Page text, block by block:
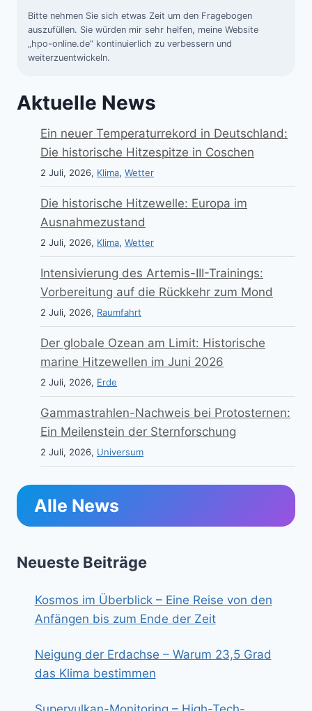
Bitte nehmen Sie sich etwas Zeit um den Fragebogen
auszufüllen. Sie würden mir sehr helfen, meine Website
„hpo-online.de“ kontinuierlich zu verbessern und
weiterzuentwickeln.
Aktuelle News
Ein neuer Temperaturrekord in Deutschland:
Die historische Hitzespitze in Coschen
2 Juli, 2026, Klima, Wetter
Die historische Hitzewelle: Europa im
Ausnahmezustand
2 Juli, 2026, Klima, Wetter
Intensivierung des Artemis-III-Trainings:
Vorbereitung auf die Rückkehr zum Mond
2 Juli, 2026, Raumfahrt
Der globale Ozean am Limit: Historische
marine Hitzewellen im Juni 2026
2 Juli, 2026, Erde
Gammastrahlen-Nachweis bei Protosternen:
Ein Meilenstein der Sternforschung
2 Juli, 2026, Universum
Alle News
Neueste Beiträge
Kosmos im Überblick – Eine Reise von den
Anfängen bis zum Ende der Zeit
Neigung der Erdachse – Warum 23,5 Grad
das Klima bestimmen